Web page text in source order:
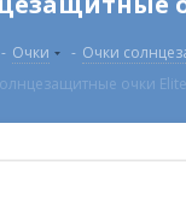
- Очки - Очки
очки Elite